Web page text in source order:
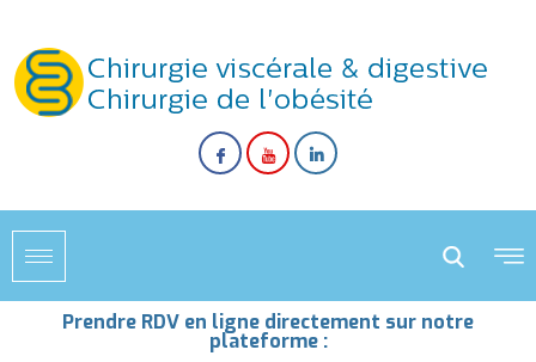
Prendre RDV en ligne directement sur notre
plateforme :